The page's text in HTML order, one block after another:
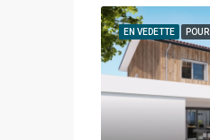
EN VEDETTE